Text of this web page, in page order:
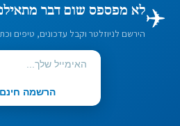
✈️לא מפספס שום דבר
הירשם לניוזלטר וקבל עדכונים, טיפים
הרשמה